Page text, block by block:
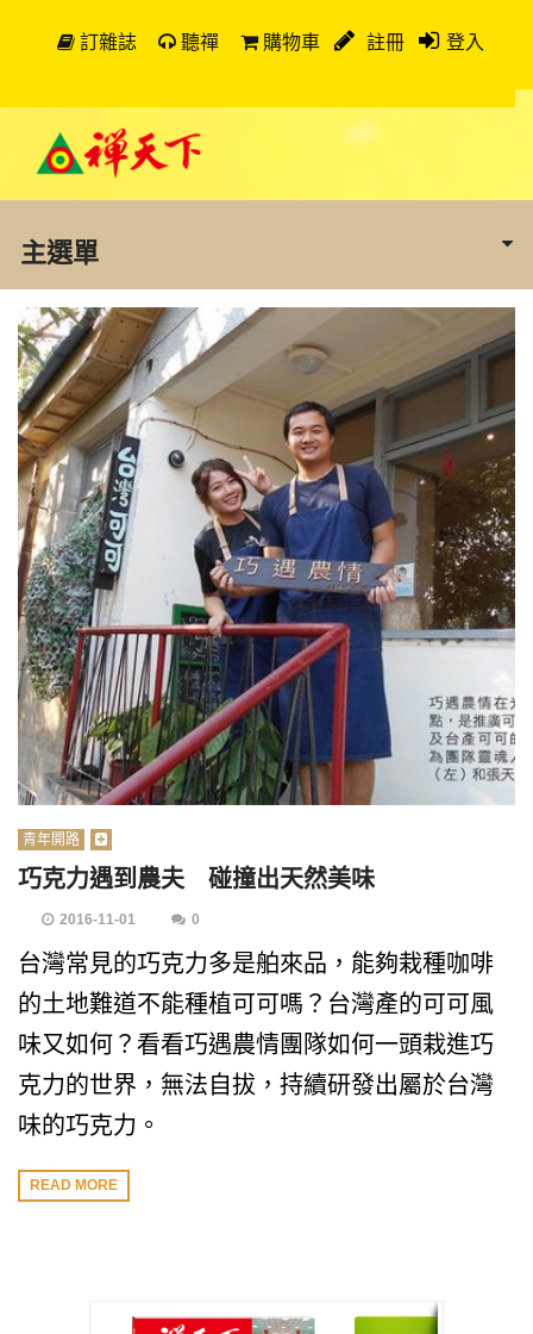
訂雜誌 聽禪 購物車 註冊 登入
主選單
青年開路
巧克力遇到農夫 碰撞出天然美味
2016-11-01 0
台灣常見的巧克力多是舶來品，能夠栽種咖啡
的土地難道不能種植可可嗎？台灣產的可可風
味又如何？看看巧遇農情團隊如何一頭栽進巧
克力的世界，無法自拔，持續研發出屬於台灣
味的巧克力。
READ MORE